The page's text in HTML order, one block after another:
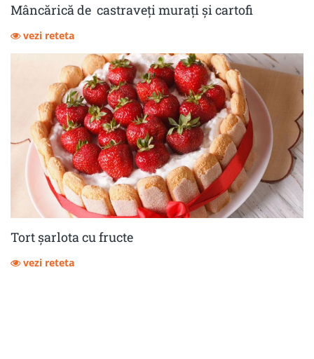
Mâncărică de castraveţi muraţi şi cartofi
vezi reteta
Tort șarlota cu fructe
vezi reteta